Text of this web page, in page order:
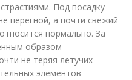
Под посадку
перегной, а почти свежий
нормально. За
образом
не теряя летучих
элементов